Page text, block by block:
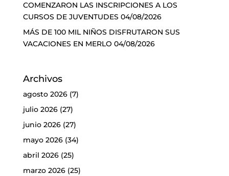
COMENZARON LAS INSCRIPCIONES A LOS
CURSOS DE JUVENTUDES 04/08/2026
MÁS DE 100 MIL NIÑOS DISFRUTARON SUS
VACACIONES EN MERLO 04/08/2026
Archivos
agosto 2026(7)
julio 2026(27)
junio 2026(27)
mayo 2026(34)
abril 2026(25)
marzo 2026(25)